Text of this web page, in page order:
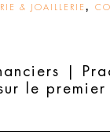
& JOAILLERIE ,
|
le premier